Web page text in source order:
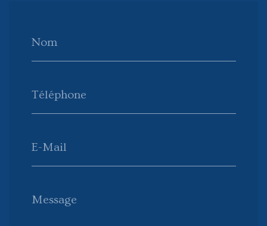
Nom
Téléphone
E-Mail
Message